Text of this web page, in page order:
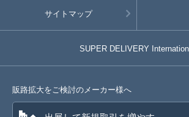
サイトマップ
SUPER DELIVERY
販路拡大をご検討のメーカー様へ